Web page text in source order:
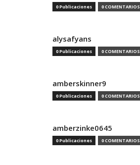
0 Publicaciones 0 COMENTARIOS
alysafyans
0 Publicaciones 0 COMENTARIOS
amberskinner9
0 Publicaciones 0 COMENTARIOS
amberzinke0645
0 Publicaciones 0 COMENTARIOS